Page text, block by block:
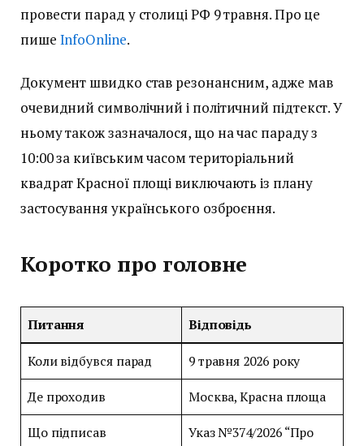
провести парад у столиці РФ 9 травня. Про це
пише InfoOnline.
Документ швидко став резонансним, адже мав
очевидний символічний і політичний підтекст. У
ньому також зазначалося, що на час параду з
10:00 за київським часом територіальний
квадрат Красної площі виключають із плану
застосування українського озброєння.
Коротко про головне
Питання Відповідь
Коли відбувся парад 9 травня 2026 року
Де проходив Москва, Красна площа
Що підписав
Указ №374/2026 “Про